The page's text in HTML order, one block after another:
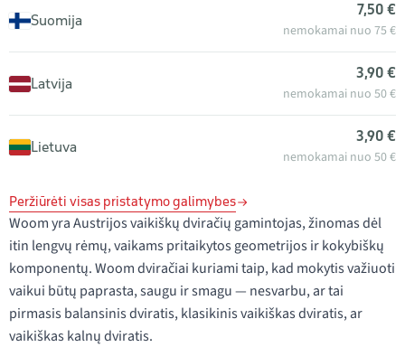
Suomija
7,50 €
nemokamai nuo 75 €
Latvija
3,90 €
nemokamai nuo 50 €
Lietuva
3,90 €
nemokamai nuo 50 €
Peržiūrėti visas pristatymo galimybes
Woom yra Austrijos vaikiškų dviračių gamintojas, žinomas dėl
itin lengvų rėmų, vaikams pritaikytos geometrijos ir kokybiškų
komponentų. Woom dviračiai kuriami taip, kad mokytis važiuoti
vaikui būtų paprasta, saugu ir smagu — nesvarbu, ar tai
pirmasis balansinis dviratis, klasikinis vaikiškas dviratis, ar
vaikiškas kalnų dviratis.